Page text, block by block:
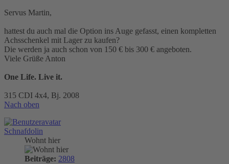
Servus Martin,
hattest du auch mal die Option ins Auge gefasst, einen kompletten
Achsschenkel mit Lager zu kaufen?
Die werden ja auch schon von 150 € bis 300 € angeboten.
Viele Grüße Anton
One Life. Live it.
315 CDI 4x4, Bj. 2008
Nach oben
Schnafdolin
Wohnt hier
Beiträge: 2808